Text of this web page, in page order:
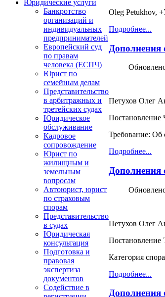
Юридические услуги
Банкротство
организаций и
индивидуальных
предпринимателей
Европейский суд
по правам
человека (ЕСПЧ)
Юрист по
семейным делам
Представительство
в арбитражных и
третейских судах
Юридическое
обслуживание
Кадровое
сопровождение
Юрист по
жилищным и
земельным
вопросам
Автоюрист, юрист
по страховым
спорам
Представительство
в судах
Юридическая
консультация
Подготовка и
правовая
экспертиза
документов
Содействие в
Oleg Petukhov,
Подробнее...
Дополнения
Петухов Олег
Постановление
Требование: Об
Подробнее...
Дополнения
Петухов Олег
Постановление
Категория
Подробнее...
Дополнения